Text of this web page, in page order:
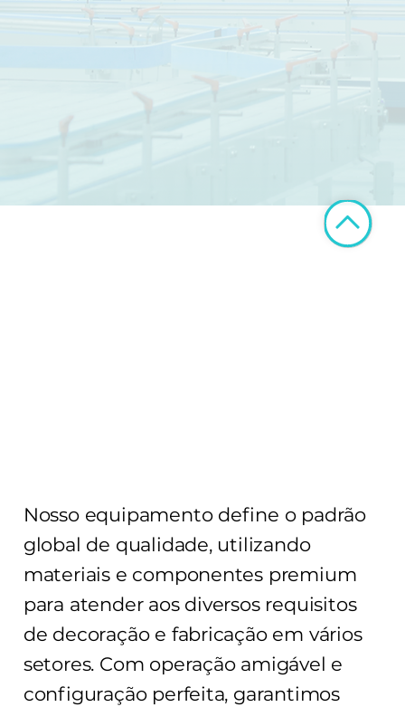
Nosso equipamento define o padrão
global de qualidade, utilizando
materiais e componentes premium
para atender aos diversos requisitos
de decoração e fabricação em vários
setores. Com operação amigável e
configuração perfeita, garantimos